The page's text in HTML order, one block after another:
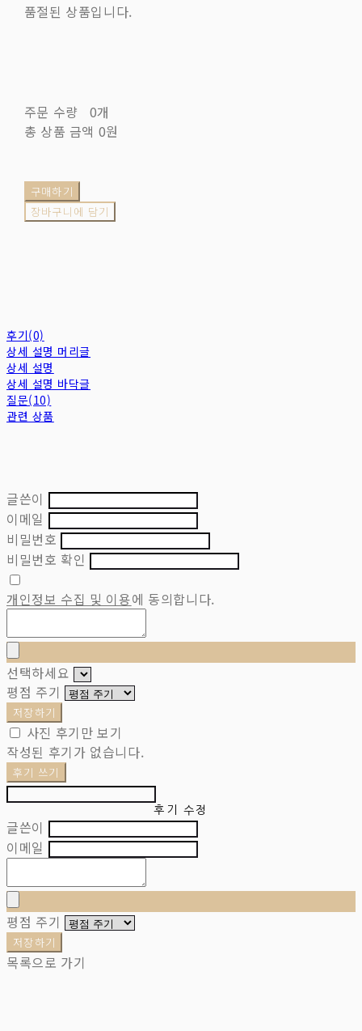
품절된 상품입니다.
주문 수량
0개
총 상품 금액 0원
구매하기
장바구니에 담기
후기(0)
상세 설명 머리글
상세 설명
상세 설명 바닥글
질문(10)
관련 상품
글쓴이
이메일
비밀번호
비밀번호 확인
개인정보 수집 및 이용에 동의합니다.
선택하세요
평점 주기
저장하기
사진 후기만 보기
작성된 후기가 없습니다.
후기 쓰기
후기 수정
글쓴이
이메일
평점 주기
저장하기
목록으로 가기